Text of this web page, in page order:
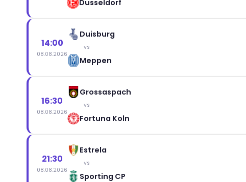
Dusseldorf
14:00
08.08.2026
Duisburg
vs
Meppen
16:30
08.08.2026
Grossaspach
vs
Fortuna Koln
21:30
08.08.2026
Estrela
vs
Sporting CP